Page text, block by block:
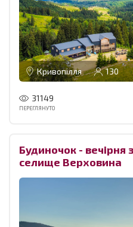
Кривопілля 130
31149
ПЕРЕГЛЯНУТО
Будиночок -
селище Верховина